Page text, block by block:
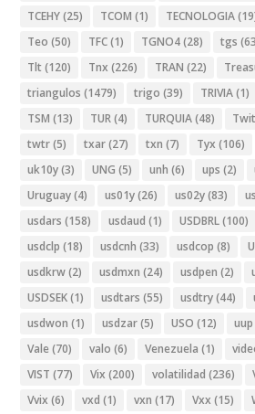
TCEHY(25) TCOM (1) TECNOLOGIA
Teo (50) TFC(1) TGNO4(28) tgs
Tlt (120) Tnx (226) TRAN (22)
triangulos (1479) trigo (39) TRIVIA(1)
TSM (13) TUR(4) TURQUIA(48)
twtr(5) txar(27) txn (7) Tyx (106)
uk10y(3) UNG (5) unh (6) ups (2)
Uruguay(4) us01y(26) us02y(83)
usdars (158) usdaud (1) USDBRL(100)
usdclp (18) usdcnh (33) usdcop (8)
usdkrw(2) usdmxn (24) usdpen (2)
USDSEK(1) usdtars (55) usdtry(44)
usdwon (1) usdzar(5) USO (12) uup
Vale (70) valo (6) Venezuela (1)
VIST (77) Vix (200) volatilidad (236)
Vvix (6) vxd (1) vxn (17) Vxx (15)